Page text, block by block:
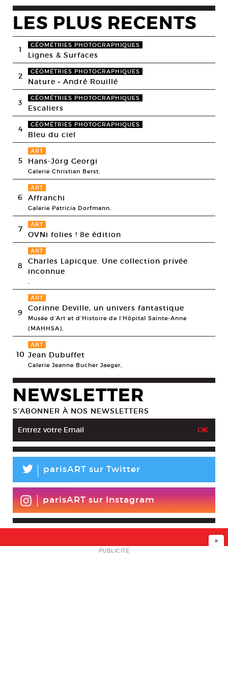
LES PLUS RECENTS
1 GÉOMÉTRIES PHOTOGRAPHIQUES
Lignes & Surfaces
2 GÉOMÉTRIES PHOTOGRAPHIQUES
Nature • André Rouillé
3 GÉOMÉTRIES PHOTOGRAPHIQUES
Escaliers
4 GÉOMÉTRIES PHOTOGRAPHIQUES
Bleu du ciel
5
ART
Hans-Jörg Georgi
Galerie Christian Berst,
6
ART
Affranchi
Galerie Patricia Dorfmann,
7 ART
OVNi folies ! 8e édition
8
ART
Charles Lapicque. Une collection privée
inconnue
,
9
ART
Corinne Deville, un univers fantastique
Musée d’Art et d’Histoire de l’Hôpital Sainte-Anne
(MAHHSA),
10
ART
Jean Dubuffet
Galerie Jeanne Bucher Jaeger,
NEWSLETTER
S’ABONNER À NOS NEWSLETTERS
L parisART sur Twitter
parisART sur Instagram
NEWSLETTER
×
PUBLICITÉ